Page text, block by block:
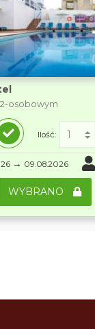
osobowym
Ilość:
→ 09.08.2026
WYBRANO